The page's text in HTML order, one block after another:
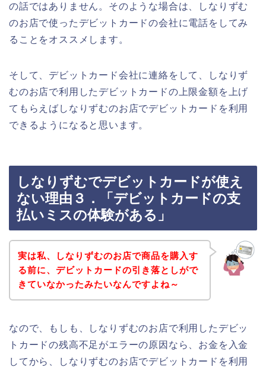
の話ではありません。そのような場合は、しなりずむ
のお店で使ったデビットカードの会社に電話をしてみ
ることをオススメします。
そして、デビットカード会社に連絡をして、しなりず
むのお店で利用したデビットカードの上限金額を上げ
てもらえばしなりずむのお店でデビットカードを利用
できるようになると思います。
しなりずむでデビットカードが使え
ない理由３．「デビットカードの支
払いミスの体験がある」
実は私、しなりずむのお店で商品を購入す
る前に、デビットカードの引き落としがで
きていなかったみたいなんですよね～
なので、もしも、しなりずむのお店で利用したデビッ
トカードの残高不足がエラーの原因なら、お金を入金
してから、しなりずむのお店でデビットカードを利用